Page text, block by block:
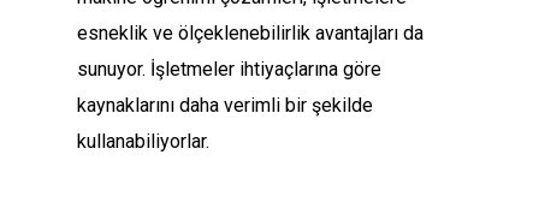
esneklik ve ölçeklenebilirlik avantajları da
sunuyor. İşletmeler ihtiyaçlarına göre
kaynaklarını daha verimli bir şekilde
kullanabiliyorlar.